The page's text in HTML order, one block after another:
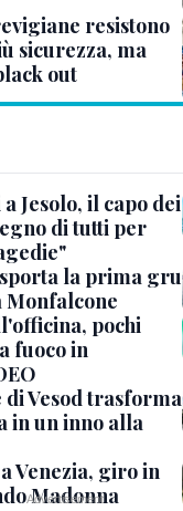
resistono
sicurezza, ma
out
Jesolo, il capo dei
di tutti per
la prima gru
Monfalcone
pochi
fuoco in
Vesod trasforma
in un inno alla
Venezia, giro in
Madonna